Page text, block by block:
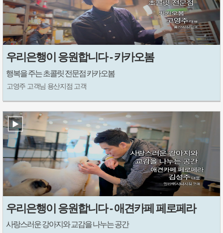
우리은행이 응원합니다 - 카카오봄
행복을 주는 초콜릿 전문점 카카오봄
고영주 고객님 용산지점 고객
우리은행이 응원합니다 - 애견카페 페로페라
사랑스러운 강아지와 교감을 나누는 공간